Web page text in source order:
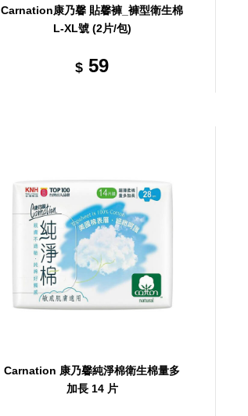
Carnation康乃馨 貼馨褲_褲型衛生棉
L-XL號 (2片/包)
$ 59
Carnation 康乃馨純淨棉衛生棉量多
加長 14 片